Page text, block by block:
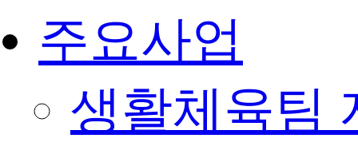
주요사업
생활체육팀